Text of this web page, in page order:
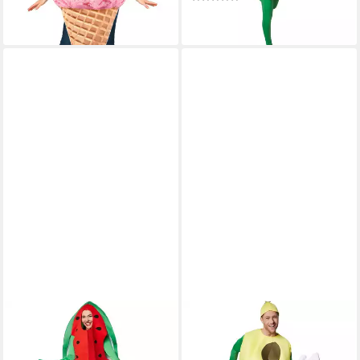
Look, karnevalstauglich
lieferbar - in 2-3 Werktagen bei dir
DRESSFORFUN
Lebensmittel-Kostüm
Obstfigur/Fruchtgewand, in
DRESSFORFUN
Lebensmittel-Kostüm
Obstfigur/Fruchtgewand, in